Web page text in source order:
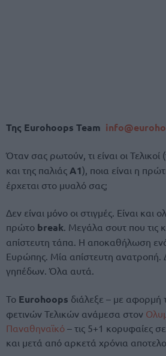
Της Eurohoops Team
Όταν σας ρωτούν, τι είναι οι Τελικοί
και της παλιάς Α1), ποια είναι η
έρχεται στο μυαλό σας;
Δεν είναι μόνο οι στιγμές. Είναι και
πρώτο break. Μεγάλα σουτ που τις
απίστευτη τάπα. Η αποκαθήλωση
Ευρώπης. Μία απίστευτη ανατροπή.
γηπέδων. Όλα αυτά.
Το Eurohoops διάλεξε – με αφορμή
φετινών Τελικών ανάμεσα στον
Παναθηναϊκό – τις 5+1 κορυφαίες
και μετά από αρκετά χρόνια